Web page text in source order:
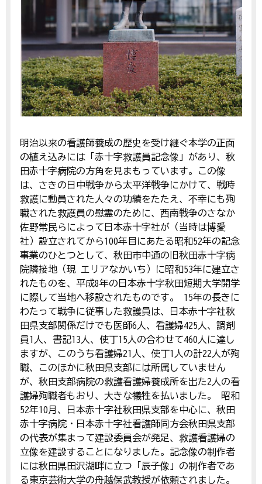
明治以来の看護師養成の歴史を受け継ぐ本学の正面
の植え込みには「赤十字救護員記念像」があり、秋
田赤十字病院の方角を見まもっています。この像
は、さきの日中戦争から太平洋戦争にかけて、戦時
救護に動員された人々の功績をたたえ、不幸にも殉
職された救護員の慰霊のために、西南戦争のさなか
佐野常民らによって日本赤十字社が（当時は博愛
社）設立されてから100年目にあたる昭和52年の記念
事業のひとつとして、秋田市中通の旧秋田赤十字病
院隣接地（現 エリアなかいち）に昭和53年に建立さ
れたものを、平成8年の日本赤十字秋田短期大学開学
に際して当地へ移設されたものです。 15年の長きに
わたって戦争に従事した救護員は、日本赤十字社秋
田県支部関係だけでも医師6人、看護婦425人、調剤
員1人、書記13人、使丁15人の合わせて460人に達し
ますが、このうち看護婦21人、使丁1人の計22人が殉
職、このほかに秋田県支部には所属していません
が、秋田支部病院の救護看護婦養成所を出た2人の看
護婦殉職者もおり、大きな犠牲を払いました。 昭和
52年10月、日本赤十字社秋田県支部を中心に、秋田
赤十字病院・日本赤十字社看護師同方会秋田県支部
の代表が集まって建設委員会が発足、救護看護婦の
立像を建設することになりました。記念像の制作者
には秋田県田沢湖畔に立つ「辰子像」の制作者であ
る東京芸術大学の舟越保武教授が依頼されました。